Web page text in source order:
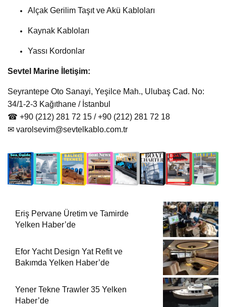
Alçak Gerilim Taşıt ve Akü Kabloları
Kaynak Kabloları
Yassı Kordonlar
Sevtel Marine İletişim:
Seyrantepe Oto Sanayi, Yeşilce Mah., Ulubaş Cad. No:
34/1-2-3 Kağıthane / İstanbul
☎ +90 (212) 281 72 15 / +90 (212) 281 72 18
✉ varolsevim@sevtelkablo.com.tr
Eriş Pervane Üretim ve Tamirde
Yelken Haber’de
Efor Yacht Design Yat Refit ve
Bakımda Yelken Haber’de
Yener Tekne Trawler 35 Yelken
Haber’de